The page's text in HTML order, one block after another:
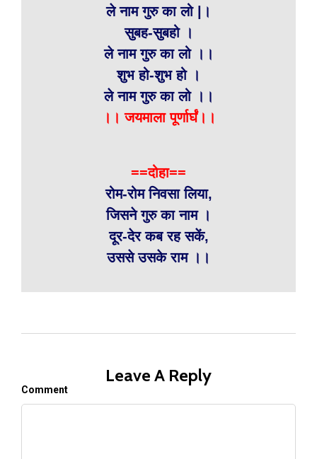
ले नाम गुरु का लो |।
सुबह-सुबहो ।
ले नाम गुरु का लो ।।
शुभ हो-शुभ हो ।
ले नाम गुरु का लो ।।
।। जयमाला पूर्णार्घं।।
==दोहा==
रोम-रोम निवसा लिया,
जिसने गुरु का नाम ।
दूर-देर कब रह सकें,
उससे उसके राम ।।
Leave A Reply
Comment